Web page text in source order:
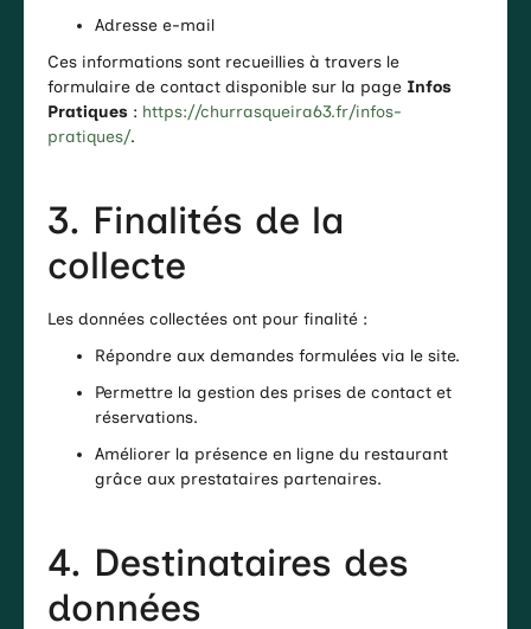
Adresse e-mail
Ces informations sont recueillies à travers le
formulaire de contact disponible sur la page Infos
Pratiques : https://churrasqueira63.fr/infos-
pratiques/.
3. Finalités de la
collecte
Les données collectées ont pour finalité :
Répondre aux demandes formulées via le site.
Permettre la gestion des prises de contact et
réservations.
Améliorer la présence en ligne du restaurant
grâce aux prestataires partenaires.
4. Destinataires des
données